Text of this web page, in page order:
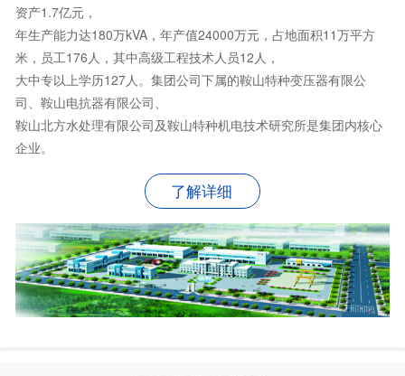
资产1.7亿元，
年生产能力达180万kVA，年产值24000万元，占地面积11万平方
米，员工176人，其中高级工程技术人员12人，
大中专以上学历127人。集团公司下属的鞍山特种变压器有限公
司、鞍山电抗器有限公司、
鞍山北方水处理有限公司及鞍山特种机电技术研究所是集团内核心
企业。
了解详细